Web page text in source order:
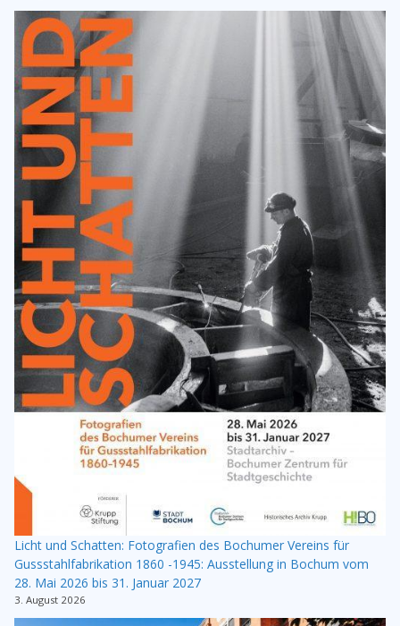
Licht und Schatten: Fotografien des Bochumer Vereins für
Gussstahlfabrikation 1860 -1945: Ausstellung in Bochum vom
28. Mai 2026 bis 31. Januar 2027
3. August 2026